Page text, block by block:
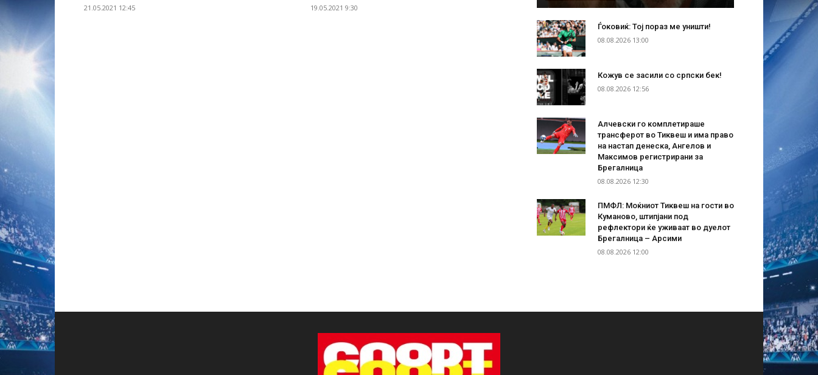
21.05.2021 12:45 19.05.2021 9:30
Ѓоковиќ: Тој пораз ме уништи!
08.08.2026 13:00
Кожув се засили со српски бек!
08.08.2026 12:56
Алчевски го комплетираше
трансферот во Тиквеш и има право
на настап денеска, Ангелов и
Максимов регистрирани за
Брегалница
08.08.2026 12:30
ПМФЛ: Моќниот Тиквеш на гости во
Куманово, штипјани под
рефлектори ќе уживаат во дуелот
Брегалница – Арсими
08.08.2026 12:00